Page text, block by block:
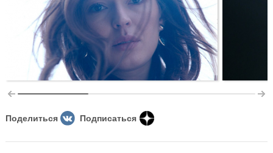
Поделиться Подписаться